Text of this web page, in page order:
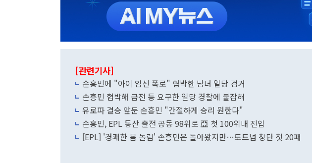
[관련기사]
손흥민에 "아이 임신 폭로" 협박한 남녀 일당 검거
손흥민 협박해 금전 등 요구한 일당 경찰에 붙잡혀
유로파 결승 앞둔 손흥민 "간절하게 승리 원한다"
손흥민, EPL 통산 출전 공동 98위로 亞 첫 100위내 진입
[EPL] '경쾌한 몸 놀림' 손흥민은 돌아왔지만…토트넘 창단 첫 20패